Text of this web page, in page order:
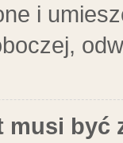
i
musi być